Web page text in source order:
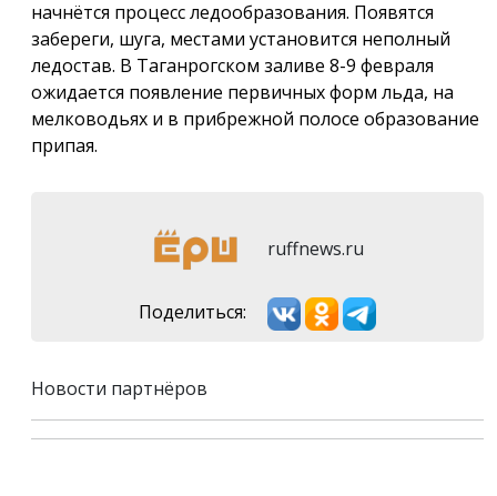
начнётся процесс ледообразования. Появятся
забереги, шуга, местами установится неполный
ледостав. В Таганрогском заливе 8-9 февраля
ожидается появление первичных форм льда, на
мелководьях и в прибрежной полосе образование
припая.
ruffnews.ru
Поделиться:
Новости партнёров